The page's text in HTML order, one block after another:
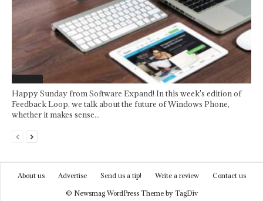
Happy Sunday from Software Expand! In this week's edition of
Feedback Loop, we talk about the future of Windows Phone,
whether it makes sense...
About us Advertise Send us a tip! Write a review
Contact us
© Newsmag WordPress Theme by TagDiv